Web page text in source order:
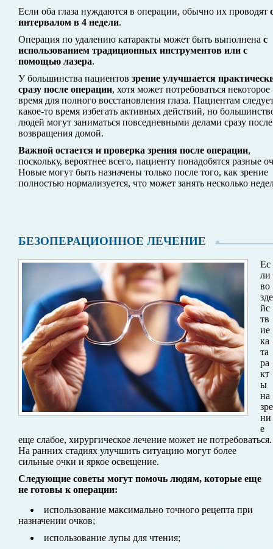
Если оба глаза нуждаются в операции, обычно их проводят
интервалом в 4 недели.
Операция по удалению катаракты может быть выполнена с
использованием традиционных инструментов или с
помощью лазера.
У большинства пациентов зрение улучшается
сразу после операции, хотя может потребоваться некоторое
время для полного восстановления глаза. Пациентам
какое-то время избегать активных действий, но
людей могут заниматься повседневными делами сразу после
возвращения домой.
Важной остается и проверка зрения после операции,
поскольку, вероятнее всего, пациенту понадобятся разные
Новые могут быть назначены только после того, как зрение
полностью нормализуется, что может занять несколько
БЕЗОПЕРАЦИОННОЕ ЛЕЧЕНИЕ
Ес
ли
во
зде
йс
тв
ие
ка
та
ра
кт
ы
на
зре
ни
е
еще слабое, хирургическое лечение может не потребоваться.
На ранних стадиях улучшить ситуацию могут более
сильные очки и яркое освещение.
Следующие советы могут помочь людям, которые еще
не готовы к операции:
использование максимально точного рецепта при
назначении очков;
использование лупы для чтения;